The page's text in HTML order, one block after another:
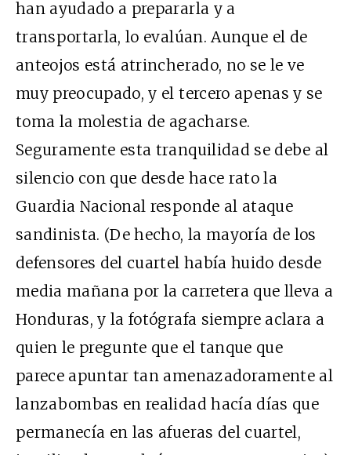
han ayudado a prepararla y a
transportarla, lo evalúan. Aunque el de
anteojos está atrincherado, no se le ve
muy preocupado, y el tercero apenas y se
toma la molestia de agacharse.
Seguramente esta tranquilidad se debe al
silencio con que desde hace rato la
Guardia Nacional responde al ataque
sandinista. (De hecho, la mayoría de los
defensores del cuartel había huido desde
media mañana por la carretera que lleva a
Honduras, y la fotógrafa siempre aclara a
quien le pregunte que el tanque que
parece apuntar tan amenazadoramente al
lanzabombas en realidad hacía días que
permanecía en las afueras del cuartel,